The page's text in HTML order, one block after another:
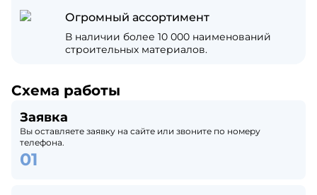
Огромный ассортимент
В наличии более 10 000 наименований
строительных материалов.
Схема работы
Заявка
Вы оставляете заявку на сайте или звоните по номеру
телефона.